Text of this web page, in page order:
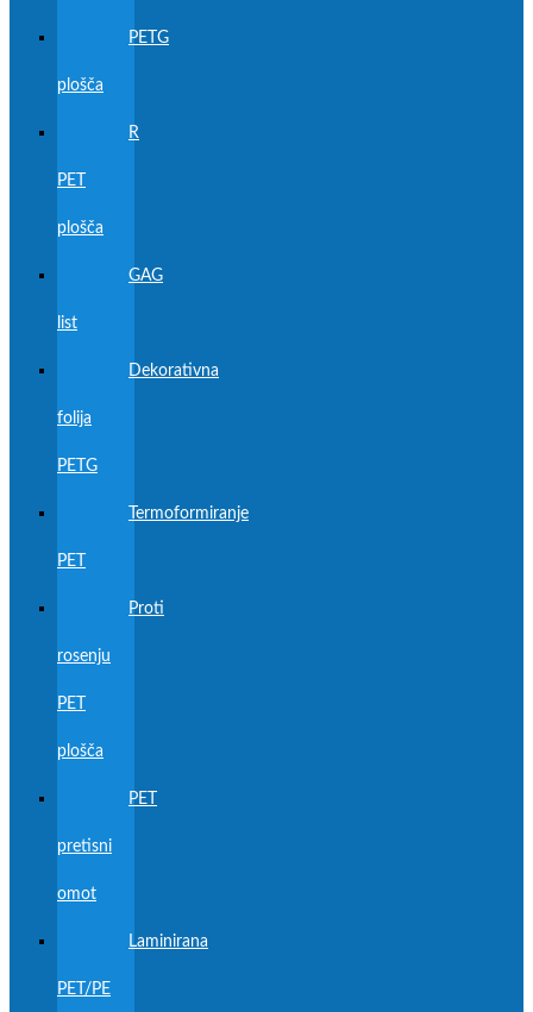
PETG
plošča
R
PET
plošča
GAG
list
Dekorativna
folija
PETG
Termoformiranje
PET
Proti
rosenju
PET
plošča
PET
pretisni
omot
Laminirana
PET/PE